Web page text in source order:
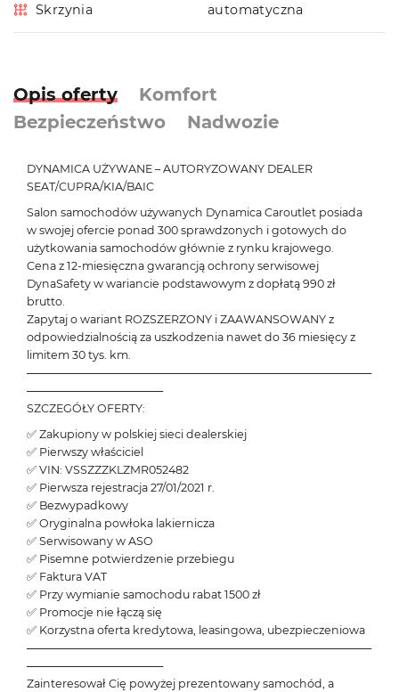
Skrzynia automatyczna
Opis oferty
Komfort
Bezpieczeństwo
Nadwozie
DYNAMICA UŻYWANE – AUTORYZOWANY DEALER
SEAT/CUPRA/KIA/BAIC
Salon samochodów używanych Dynamica Caroutlet posiada
w swojej ofercie ponad 300 sprawdzonych i gotowych do
użytkowania samochodów głównie z rynku krajowego.
Cena z 12-miesięczna gwarancją ochrony serwisowej
DynaSafety w wariancie podstawowym z dopłatą 990 zł
brutto.
Zapytaj o wariant ROZSZERZONY i ZAAWANSOWANY z
odpowiedzialnością za uszkodzenia nawet do 36 miesięcy z
limitem 30 tys. km.
───────────────────────────────────────────
─────────────────
SZCZEGÓŁY OFERTY:
✅ Zakupiony w polskiej sieci dealerskiej
✅ Pierwszy właściciel
✅ VIN: VSSZZZKLZMR052482
✅ Pierwsza rejestracja 27/01/2021 r.
✅ Bezwypadkowy
✅ Oryginalna powłoka lakiernicza
✅ Serwisowany w ASO
✅ Pisemne potwierdzenie przebiegu
✅ Faktura VAT
✅ Przy wymianie samochodu rabat 1500 zł
✅ Promocje nie łączą się
✅ Korzystna oferta kredytowa, leasingowa, ubezpieczeniowa
───────────────────────────────────────────
─────────────────
Zainteresował Cię powyżej prezentowany samochód, a